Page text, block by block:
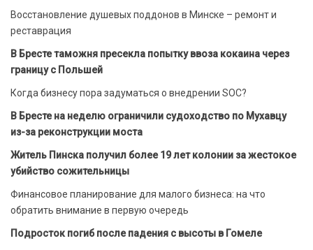
Восстановление душевых поддонов в Минске – ремонт и
реставрация
В Бресте таможня пресекла попытку ввоза кокаина через
границу с Польшей
Когда бизнесу пора задуматься о внедрении SOC?
В Бресте на неделю ограничили судоходство по Мухавцу
из-за реконструкции моста
Житель Пинска получил более 19 лет колонии за жестокое
убийство сожительницы
Финансовое планирование для малого бизнеса: на что
обратить внимание в первую очередь
Подросток погиб после падения с высоты в Гомеле